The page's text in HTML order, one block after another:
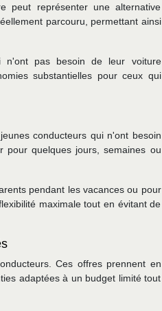
peut représenter une alternative
parcouru, permettant ainsi
n'ont pas besoin de leur voiture
substantielles pour ceux qui
conducteurs qui n'ont besoin
pour quelques jours, semaines ou
pendant les vacances ou pour
maximale tout en évitant de
Ces offres prennent en
adaptées à un budget limité tout